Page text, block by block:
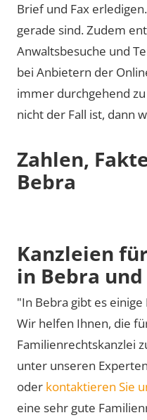
Brief und Fax
gerade sind. Zudem
Anwaltsbesuche und
bei Anbietern der
immer durchgehend
nicht der Fall ist, dann
Zahlen,
Bebra
Kanzleien
in Bebra
"In Bebra gibt es
Wir helfen Ihnen, die
Familienrechtskanzlei
unter unseren
oder kontaktieren Sie
eine sehr gute